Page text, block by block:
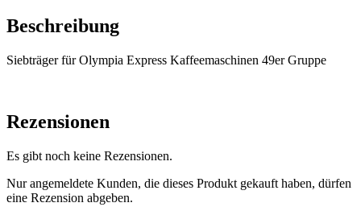
2er
Auslauf
Beschreibung
Siebträger für Olympia Express Kaffeemaschinen 49er Gruppe
Rezensionen
Es gibt noch keine Rezensionen.
Nur angemeldete Kunden, die dieses Produkt gekauft haben, dürfen
eine Rezension abgeben.